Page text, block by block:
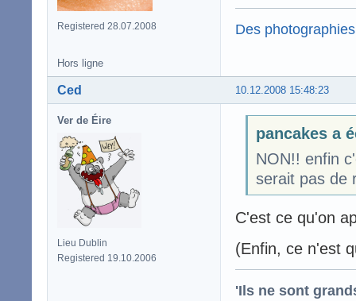
Registered 28.07.2008 Des
Hors ligne
10.12.2008 15:48:23
Ced
Ver de Éire
Lieu Dublin
Registered 19.10.2006
pancakes a
NON!! enfin
serait pas de
C'est ce qu'on
(Enfin, ce n'est
'Ils ne sont